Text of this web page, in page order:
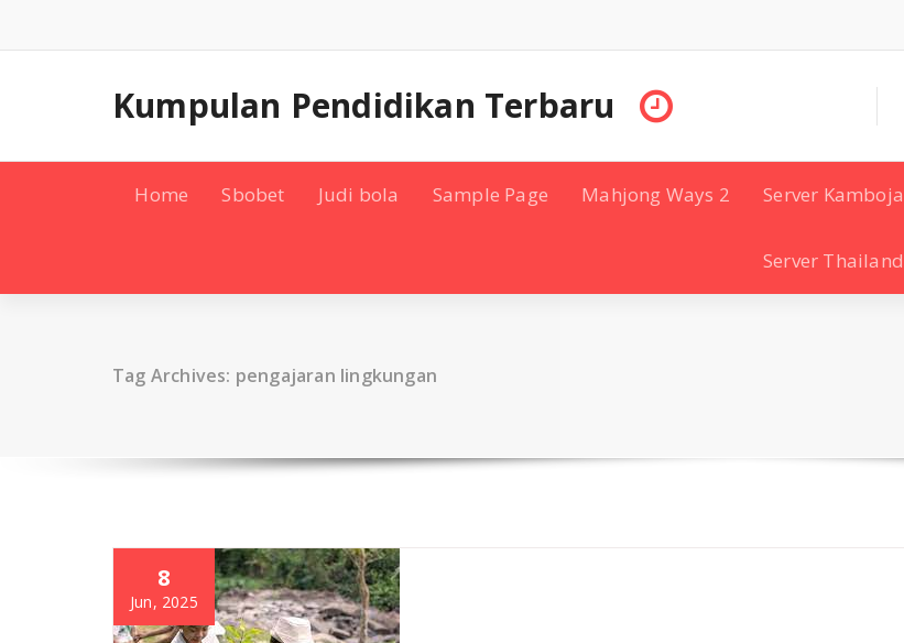
content
Kumpulan Pendidikan Terbaru
Home Sbobet Judi bola Sample Page Mahjong Ways 2 Server Kamboja
Server Thailand
Tag Archives: pengajaran lingkungan
8
Jun, 2025